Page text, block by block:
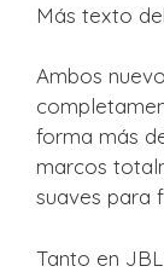
Más texto
Ambos
forma más
marcos
suaves para
Tanto en